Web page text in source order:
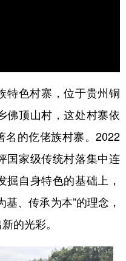
色村寨，位于贵州铜
佛顶山村，这处村寨依
名的仡佬族村寨。2022
国家级传统村落集中连
掘自身特色的基础上，
、传承为本”的理念，
的光彩。